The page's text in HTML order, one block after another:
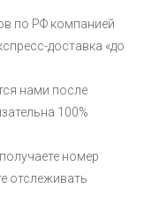
по РФ компанией
доставка «до
нами после
100%
номер
отслеживать